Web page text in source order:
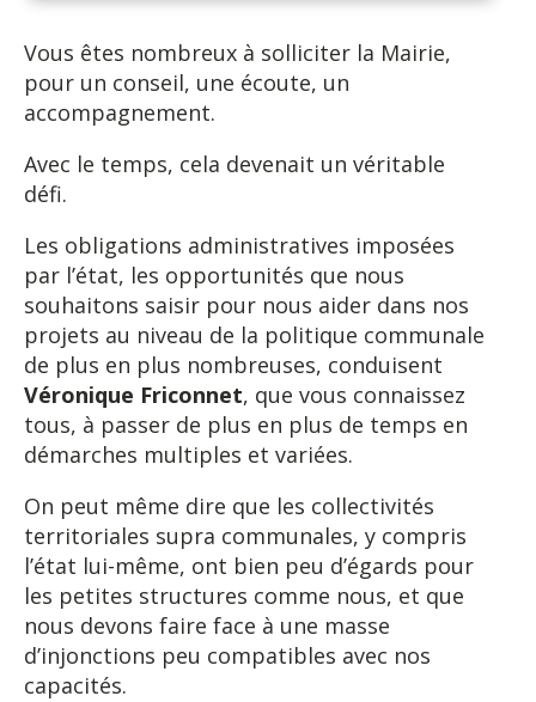
Vous êtes nombreux à solliciter la Mairie,
pour un conseil, une écoute, un
accompagnement.
Avec le temps, cela devenait un véritable
défi.
Les obligations administratives imposées
par l’état, les opportunités que nous
souhaitons saisir pour nous aider dans nos
projets au niveau de la politique communale
de plus en plus nombreuses, conduisent
Véronique Friconnet, que vous connaissez
tous, à passer de plus en plus de temps en
démarches multiples et variées.
On peut même dire que les collectivités
territoriales supra communales, y compris
l’état lui-même, ont bien peu d’égards pour
les petites structures comme nous, et que
nous devons faire face à une masse
d’injonctions peu compatibles avec nos
capacités.